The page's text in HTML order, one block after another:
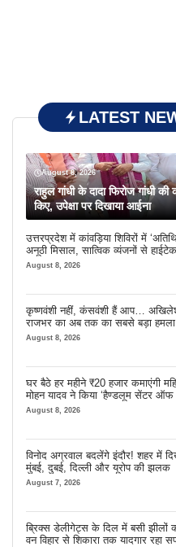
LATEST
August 8, 2026
राहुल गांधी के दादा फिरोज गांधी
किए, उपेक्षा पर दिखाया आईना
उत्तरप्रदेश में कांवड़िया शिविरों में
अनूठी मिसाल, सात्विक व्यंजनों से
इंतजाम
August 8, 2026
कृष्णवंशी नहीं, कंसवंशी हैं आप…
राजभर का अब तक का सबसे बड़ा हमला
August 8, 2026
घर बैठे हर महीने ₹20 हजार कमाएंगी
मोहन यादव ने किया ‘हैण्डलूम सेंटर ऑफ
शुभारंभ
August 8, 2026
विनोद अग्रवाल बदलेंगे इंदौर! शहर में
मुंबई, दुबई, दिल्ली और यूरोप की झलक
August 7, 2026
ब्रिक्स डेलीगेट्स के दिल में बसी झीलों
वन विहार से शिकारा तक यादगार रहा